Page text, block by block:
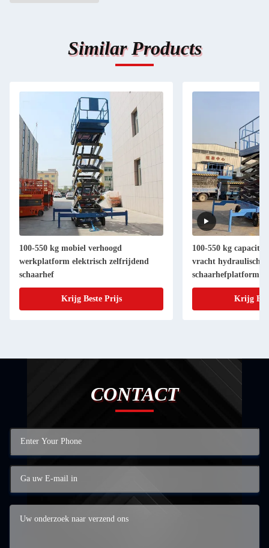
Similar Products
100-550 kg mobiel verhoogd
werkplatform elektrisch zelfrijdend
schaarhef
Krijg Beste Prijs
100-550 kg
vracht hydraulisch
schaarhefplatform
Krijg
CONTACT